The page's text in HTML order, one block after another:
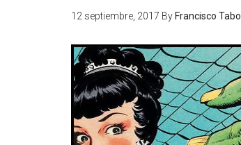
12 septiembre, 2017 By Francisco